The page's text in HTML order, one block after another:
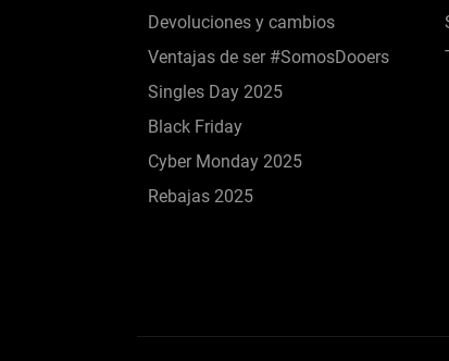
Devoluciones y cambios
Ventajas de ser #SomosDooers
Singles Day 2025
Black Friday
Cyber Monday 2025
Rebajas 2025